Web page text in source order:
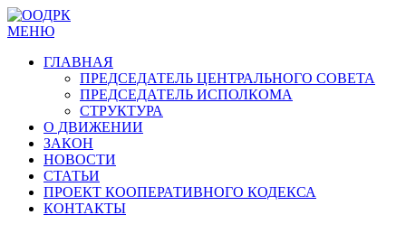
МЕНЮ
ГЛАВНАЯ
ПРЕДСЕДАТЕЛЬ ЦЕНТРАЛЬНОГО СОВЕТА
ПРЕДСЕДАТЕЛЬ ИСПОЛКОМА
СТРУКТУРА
О ДВИЖЕНИИ
ЗАКОН
НОВОСТИ
СТАТЬИ
ПРОЕКТ КООПЕРАТИВНОГО КОДЕКСА
КОНТАКТЫ